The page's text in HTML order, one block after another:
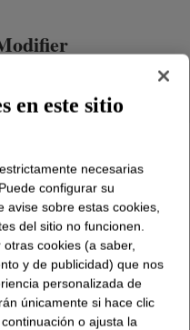
?
en este sitio
necesarias
configurar su
avise sobre estas cookies,
del sitio no funcionen.
cookies (a saber,
y de publicidad) que nos
personalizada de
únicamente si hace clic
o ajusta la